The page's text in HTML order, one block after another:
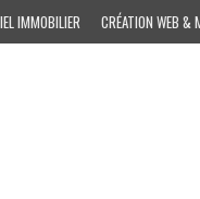
IMMOBILIER CRÉATION WEB &